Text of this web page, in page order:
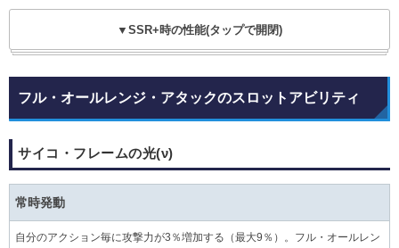
▼SSR+時の性能(タップで開閉)
フル・オールレンジ・アタックのスロットアビリティ
サイコ・フレームの光(ν)
常時発動
自分のアクション毎に攻撃力が3％増加する（最大9％）。フル・オールレン